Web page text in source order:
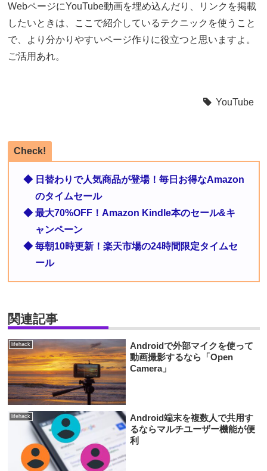
WebページにYouTube動画を埋め込んだり、リンクを掲載
したいときは、ここで紹介しているテクニックを使うこと
で、より分かりやすいページ作りに役立つと思いますよ。
ご活用あれ。
YouTube
Check!
◆ 日替わりで人気商品が登場！毎日お得なAmazon
のタイムセール
◆ 最大70%OFF！Amazon Kindle本のセール&キ
ャンペーン
◆ 毎朝10時更新！楽天市場の24時間限定タイムセ
ール
関連記事
lifehack
Androidで外部マイクを使って
動画撮影するなら「Open
Camera」
lifehack
Android端末を複数人で共用す
るならマルチユーザー機能が便
利